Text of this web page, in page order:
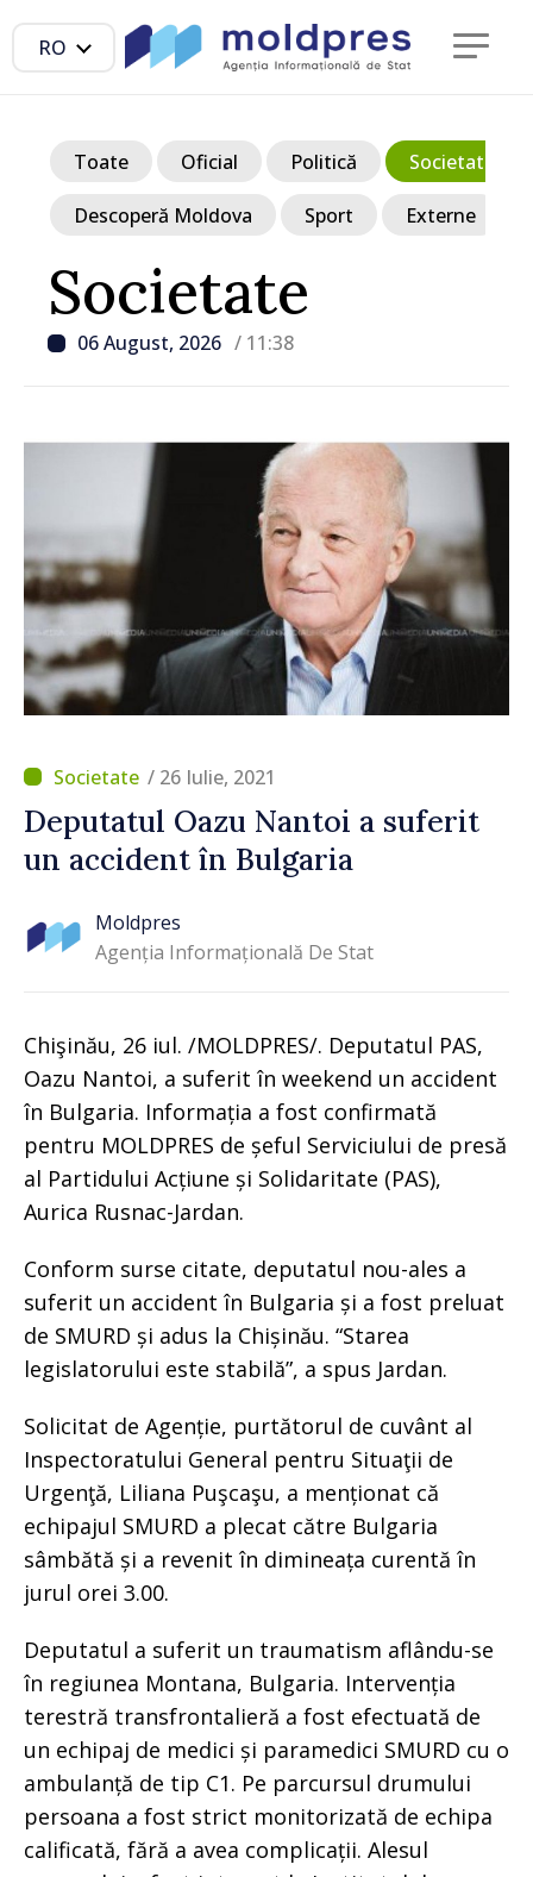
RO
Societate
06 August, 2026 / 11:38
Toate Oficial Politică Societate
Descoperă Moldova Sport Externe
/ 26 Iulie, 2021
Deputatul Oazu Nantoi a suferit
un accident în Bulgaria
Moldpres
Agenția Informațională De Stat
Chişinău, 26 iul. /MOLDPRES/. Deputatul PAS,
Oazu Nantoi, a suferit în weekend un accident
în Bulgaria. Informația a fost confirmată
pentru MOLDPRES de șeful Serviciului de presă
al Partidului Acțiune și Solidaritate (PAS),
Aurica Rusnac-Jardan.
Conform surse citate, deputatul nou-ales a
suferit un accident în Bulgaria și a fost preluat
de SMURD și adus la Chișinău. “Starea
legislatorului este stabilă”, a spus Jardan.
Solicitat de Agenție, purtătorul de cuvânt al
Inspectoratului General pentru Situaţii de
Urgenţă, Liliana Puşcaşu, a menționat că
echipajul SMURD a plecat către Bulgaria
sâmbătă și a revenit în dimineața curentă în
jurul orei 3.00.
Deputatul a suferit un traumatism aflându-se
în regiunea Montana, Bulgaria. Intervenția
terestră transfrontalieră a fost efectuată de
un echipaj de medici și paramedici SMURD cu o
ambulanță de tip C1. Pe parcursul drumului
persoana a fost strict monitorizată de echipa
calificată, fără a avea complicații. Alesul